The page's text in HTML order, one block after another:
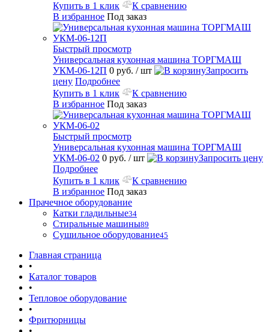
Купить в 1 клик
К сравнению
В избранное Под заказ
Быстрый просмотр
Универсальная кухонная машина ТОРГМАШ
УКМ-06-12П 0 руб. / шт
Запросить
цену Подробнее
Купить в 1 клик
К сравнению
В избранное Под заказ
Быстрый просмотр
Универсальная кухонная машина ТОРГМАШ
УКМ-06-02 0 руб. / шт
Запросить цену
Подробнее
Купить в 1 клик
К сравнению
В избранное Под заказ
Прачечное оборудование
Катки гладильные34
Стиральные машины89
Сушильное оборудование45
Главная страница
•
Каталог товаров
•
Тепловое оборудование
•
Фритюрницы